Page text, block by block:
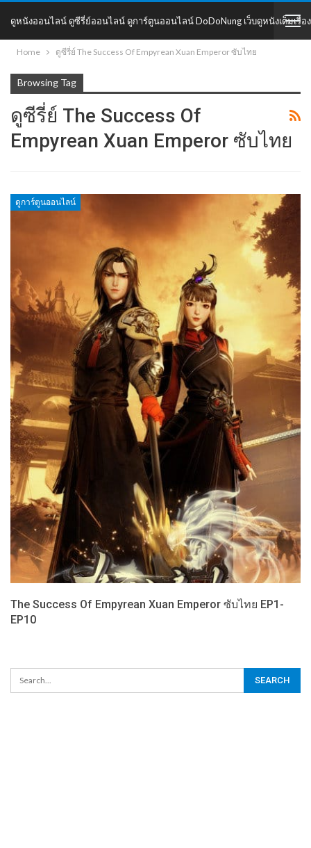
ดูหนังออนไลน์ ดูซีรี่ย์ออนไลน์ ดูการ์ตูนออนไลน์ DoDoNung เว็บดูหนังเต็มเรื่อง
DoDoNung
Home ดูซีรี่ย์ The Success Of Empyrean Xuan Emperor ซับไทย
Browsing Tag
ดูซีรี่ย์ The Success Of
Empyrean Xuan Emperor ซับไทย
ดูการ์ตูนออนไลน์
The Success Of Empyrean Xuan Emperor ซับไทย EP1-
EP10